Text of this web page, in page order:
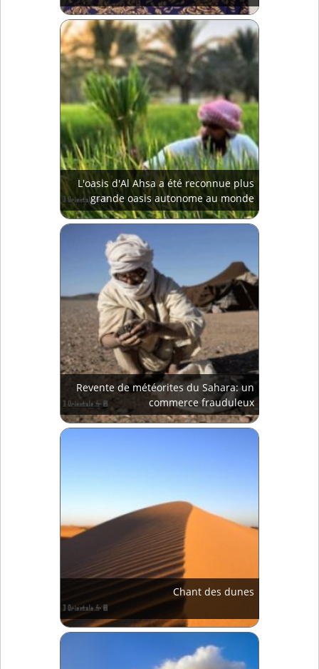
L'oasis d'Al Ahsa a été reconnue plus
grande oasis autonome au monde
Revente de météorites du Sahara: un
commerce frauduleux
Chant des dunes